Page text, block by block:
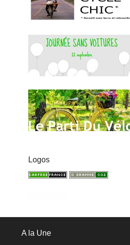
Logos
A la Une